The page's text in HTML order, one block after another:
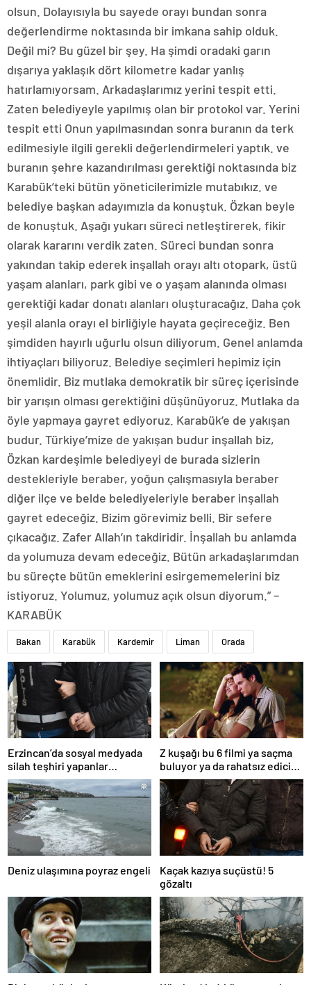
olsun. Dolayısıyla bu sayede orayı bundan sonra
değerlendirme noktasında bir imkana sahip olduk.
Değil mi? Bu güzel bir şey. Ha şimdi oradaki garın
dışarıya yaklaşık dört kilometre kadar yanlış
hatırlamıyorsam. Arkadaşlarımız yerini tespit etti.
Zaten belediyeyle yapılmış olan bir protokol var. Yerini
tespit etti Onun yapılmasından sonra buranın da terk
edilmesiyle ilgili gerekli değerlendirmeleri yaptık. ve
buranın şehre kazandırılması gerektiği noktasında biz
Karabük’teki bütün yöneticilerimizle mutabıkız. ve
belediye başkan adayımızla da konuştuk. Özkan beyle
de konuştuk. Aşağı yukarı süreci netleştirerek, fikir
olarak kararını verdik zaten. Süreci bundan sonra
yakından takip ederek inşallah orayı altı otopark, üstü
yaşam alanları, park gibi ve o yaşam alanında olması
gerektiği kadar donatı alanları oluşturacağız. Daha çok
yeşil alanla orayı el birliğiyle hayata geçireceğiz. Ben
şimdiden hayırlı uğurlu olsun diliyorum. Genel anlamda
ihtiyaçları biliyoruz. Belediye seçimleri hepimiz için
önemlidir. Biz mutlaka demokratik bir süreç içerisinde
bir yarışın olması gerektiğini düşünüyoruz. Mutlaka da
öyle yapmaya gayret ediyoruz. Karabük’e de yakışan
budur. Türkiye’mize de yakışan budur inşallah biz,
Özkan kardeşimle belediyeyi de burada sizlerin
destekleriyle beraber, yoğun çalışmasıyla beraber
diğer ilçe ve belde belediyeleriyle beraber inşallah
gayret edeceğiz. Bizim görevimiz belli. Bir sefere
çıkacağız. Zafer Allah’ın takdiridir. İnşallah bu anlamda
da yolumuza devam edeceğiz. Bütün arkadaşlarımdan
bu süreçte bütün emeklerini esirgememelerini biz
istiyoruz. Yolumuz, yolumuz açık olsun diyorum.” –
KARABÜK
Bakan Karabük Kardemir Liman Orada
Erzincan’da sosyal medyada
silah teşhiri yapanlar
yakalandı
Z kuşağı bu 6 filmi ya saçma
buluyor ya da rahatsız edici
ve toksik!
Deniz ulaşımına poyraz engeli
Kaçak kazıya suçüstü! 5
gözaltı